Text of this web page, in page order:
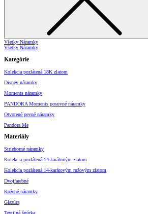
Všetky Náramky
Všetky Náramky
Kategórie
Kolekcia pozlátená 18K zlatom
Disney náramky
Moments náramky
PANDORA Moments posuvné náramky
Otvorené pevné náramky
Pandora Me
Materiály
Strieborné náramky
Kolekcia pozlátená 14-karátovým zlatom
Kolekcia pozlátená 14-karátovým ružovým zlatom
Dvojfarebné
Kožené náramky
Glazúra
Textilná šnúrka